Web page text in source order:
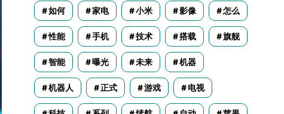
如何 家电 小米 影像 怎么
性能 手机 技术 搭载 旗舰
智能 曝光 未来 机器
机器人 正式 游戏 电视